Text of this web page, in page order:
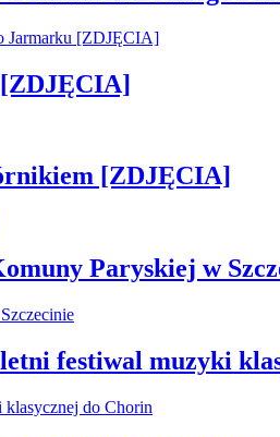
[ZDJĘCIA]
Paryskiej w
festiwal muzyki